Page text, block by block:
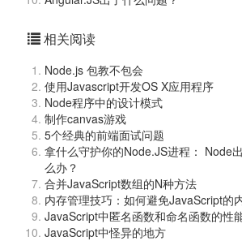
相关阅读
Node.js 包教不包会
使用Javascript开发OS X应用程序
Node程序中的设计模式
制作canvas游戏
5个经典的前端面试问题
拿什么守护你的Node.JS进程： Node
么办？
合并JavaScript数组的N种方法
内存管理技巧：如何避免JavaScript的
JavaScript中匿名函数和命名函数的性
JavaScript中怪异的地方